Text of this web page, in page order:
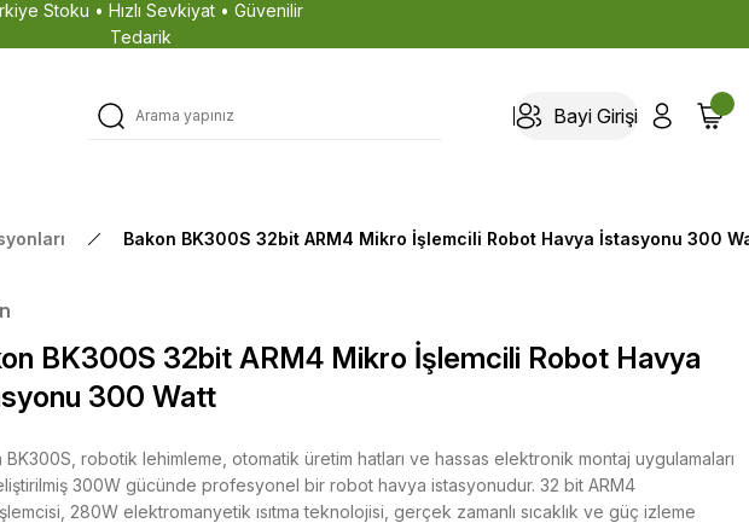
Stoku • Hızlı Sevkiyat • Güvenilir
Tedarik
Bayi Girişi
Bakon BK300S 32bit ARM4 Mikro İşlemcili Robot Havya İstasyonu 300
BK300S 32bit ARM4 Mikro İşlemcili Robot Havya
300 Watt
BK300S, robotik lehimleme, otomatik üretim hatları ve hassas elektronik montaj uygulamaları
300W gücünde profesyonel bir robot havya istasyonudur. 32 bit ARM4
280W elektromanyetik ısıtma teknolojisi, gerçek zamanlı sıcaklık ve güç izleme